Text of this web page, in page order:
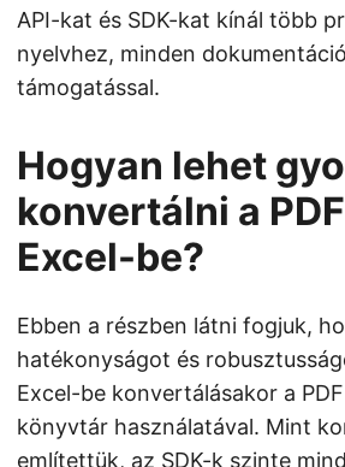
API-kat és SDK-kat kínál több
nyelvhez, minden
támogatással.
Hogyan lehet
konvertálni a
Excel-be?
Ebben a részben látni fogjuk,
hatékonyságot és
Excel-be konvertálásakor a
könyvtár használatával. Mint
említettük, az SDK-k szinte